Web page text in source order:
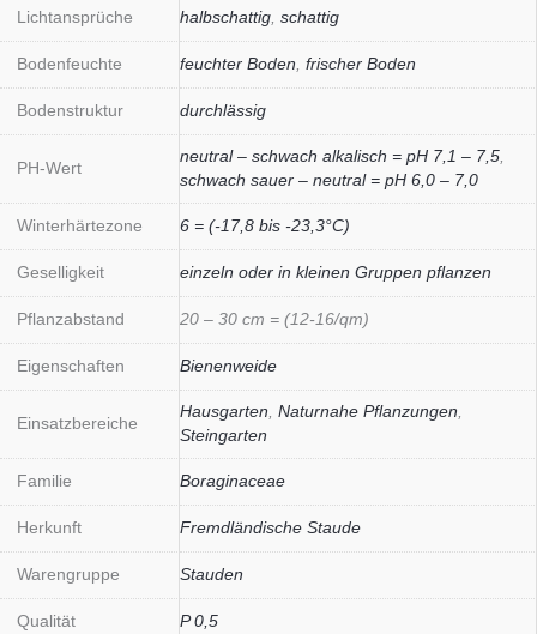
Lichtansprüche halbschattig schattig
Bodenfeuchte feuchter Boden frischer Boden
Bodenstruktur durchlässig
PH-Wert
neutral – schwach alkalisch = pH 7,1 – 7,5
schwach sauer – neutral = pH 6,0 – 7,0
Winterhärtezone 6 = (-17,8 bis -23,3°C)
Geselligkeit einzeln oder in kleinen Gruppen pflanzen
Pflanzabstand 20 – 30 cm = (12-16/qm)
Eigenschaften Bienenweide
Einsatzbereiche
Hausgarten Naturnahe Pflanzungen
Steingarten
Familie Boraginaceae
Herkunft Fremdländische Staude
Warengruppe Stauden
Qualität P 0,5